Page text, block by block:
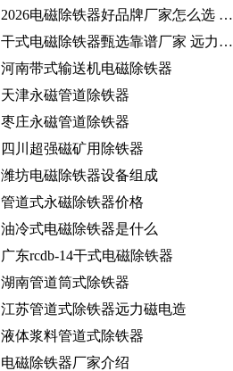
2026电磁除铁器好品牌厂家怎么选 山西煤老板使用心得分享
干式电磁除铁器甄选靠谱厂家 远力磁电深耕行业值得信赖
河南带式输送机电磁除铁器
天津永磁管道除铁器
枣庄永磁管道除铁器
四川超强磁矿用除铁器
潍坊电磁除铁器设备组成
管道式永磁除铁器价格
油冷式电磁除铁器是什么
广东rcdb-14干式电磁除铁器
湖南管道筒式除铁器
江苏管道式除铁器远力磁电造
液体浆料管道式除铁器
电磁除铁器厂家介绍